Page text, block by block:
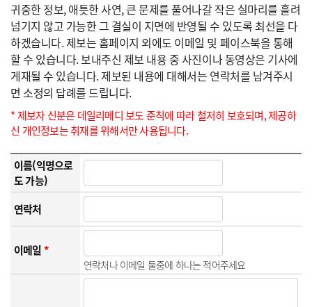
귀중한 정보, 애틋한 사연, 큰 문제를 풀어나갈 작은 실마리를 흘려
넘기지 않고 가능한 그 결실이 지면에 반영될 수 있도록 최선을 다
하겠습니다. 제보는 홈페이지 외에도 이메일 및 페이스북을 통해
할 수 있습니다. 보내주신 제보 내용 중 사진이나 동영상은 기사에
게재될 수 있습니다. 제보된 내용에 대해서는 연락처를 남겨주시
면 소정의 답례를 드립니다.
* 제보자 신분은 데일리메디 보도 준칙에 따라 철저히 보호되며, 제공하
신 개인정보는 취재를 위해서만 사용됩니다.
이름(익명으로
도 가능)
연락처
이메일*
연락처나 이메일 둘중에 하나는 적어주세요